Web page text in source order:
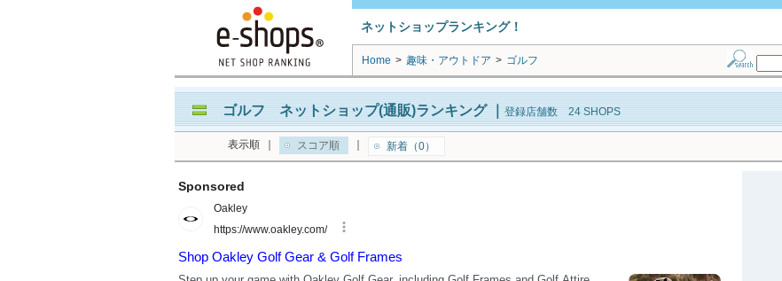
ネットショップランキング！
Home > 趣味・アウトドア > ゴルフ
ゴルフ ネットショップ(通販)ランキング｜ 登録店舗数 24 SHOPS
表示順 スコア順 新着（0）